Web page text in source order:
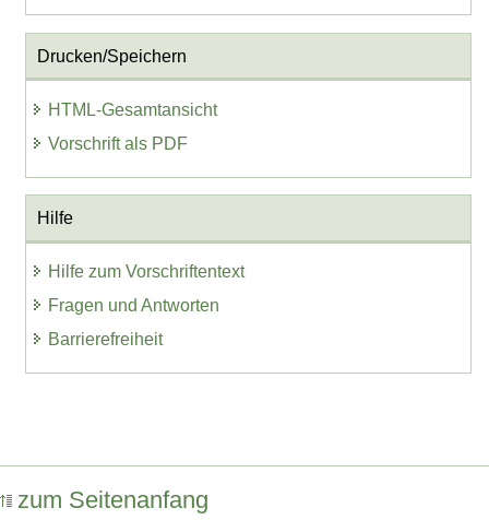
Drucken/Speichern
HTML-Gesamtansicht
Vorschrift als PDF
Hilfe
Hilfe zum Vorschriftentext
Fragen und Antworten
Barrierefreiheit
zum Seitenanfang